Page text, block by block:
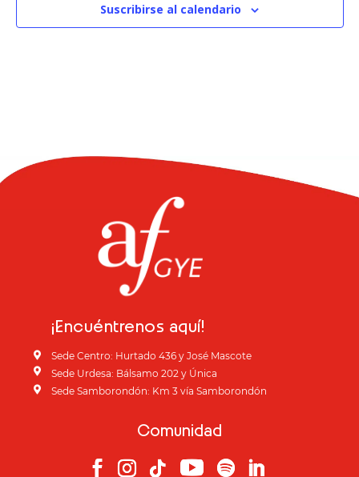
Suscribirse al calendario
¡Encuéntrenos aquí!
Sede Centro: Hurtado 436 y José Mascote
Sede Urdesa: Bálsamo 202 y Única
Sede Samborondón: Km 3 vía Samborondón



Comunidad